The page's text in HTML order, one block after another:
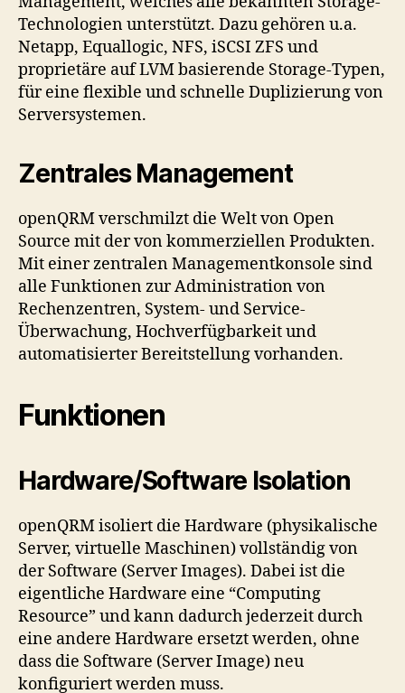
Technologien unterstützt. Dazu gehören u.a.
Netapp, Equallogic, NFS, iSCSI ZFS und
proprietäre auf LVM basierende Storage-Typen,
für eine flexible und schnelle Duplizierung von
Serversystemen.
Zentrales Management
openQRM verschmilzt die Welt von Open
Source mit der von kommerziellen Produkten.
Mit einer zentralen Managementkonsole sind
alle Funktionen zur Administration von
Rechenzentren, System- und Service-
Überwachung, Hochverfügbarkeit und
automatisierter Bereitstellung vorhanden.
Funktionen
Hardware/Software Isolation
openQRM isoliert die Hardware (physikalische
Server, virtuelle Maschinen) vollständig von
der Software (Server Images). Dabei ist die
eigentliche Hardware eine “Computing
Resource” und kann dadurch jederzeit durch
eine andere Hardware ersetzt werden, ohne
dass die Software (Server Image) neu
konfiguriert werden muss.